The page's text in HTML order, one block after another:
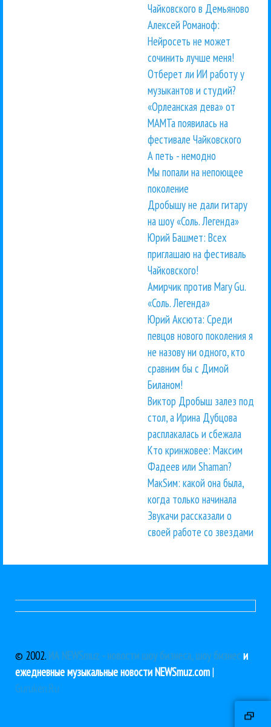
Чайковского в Демьяново
Алексей Романоф:
Нейросеть не может
сочинить лучше меня!
Отберет ли ИИ работу у
музыкантов и студий?
«Орлеанская дева» от
МАМТа появилась на
фестивале Чайковского
А петь - немодно
Мы попали на непоющее
поколение
Дробышу не дали гитару
на шоу «Соль. Легенда»
Юрий Башмет: Всех
приглашаю на фестиваль
Чайковского!
Амирчик против Mary Gu.
«Соль. Легенда»
Юрий Аксюта: Среди
певцов нового поколения я
не назову ни одного, кто
сравним бы с Димой
Биланом!
Виктор Дробыш залез под
стол, а Ирина Дубцова
расплакалась и сбежала
Кто кринжовее: Максим
Фадеев или Shaman?
МакSим: какой она была,
когда только начинала
Звукачи рассказали о
своей работе со звездами
© 2002. ИА NEWSmuz - новости шоу бизнеса, шоу бизнеси
ежедневные музыкальные новости NEWSmuz.com|
Guruken.Ru